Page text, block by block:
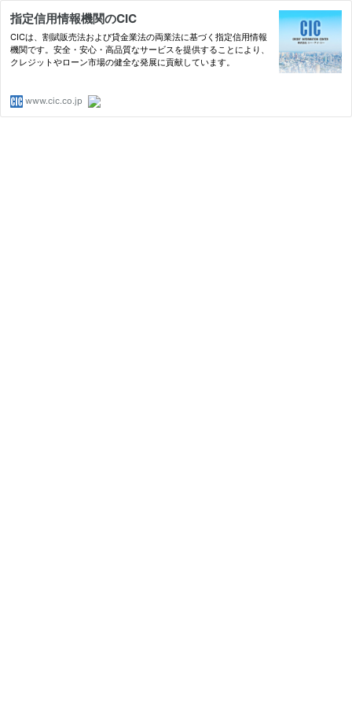
指定信用情報機関のCIC
CICは、割賦販売法および貸金業法の両業法に基づく指定信用情報
機関です。安全・安心・高品質なサービスを提供することにより、
クレジットやローン市場の健全な発展に貢献しています。
www.cic.co.jp